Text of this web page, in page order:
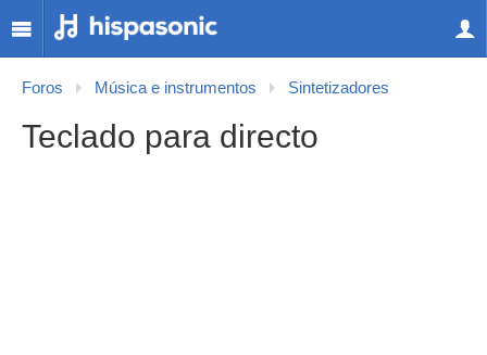
Foros Música e instrumentos Sintetizadores
Teclado para directo